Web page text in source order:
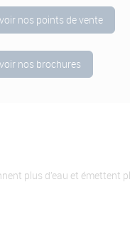
voir nos points de vente
voir nos brochures
plus d’eau et émettent